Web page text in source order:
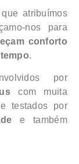
atribuímos
nos para
conforto
.
por
com muita
testados por
e também